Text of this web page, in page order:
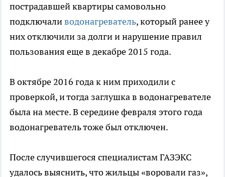
пострадавшей квартиры самовольно
подключаливодонагреватель, который ранее у
них отключили за долги и нарушение правил
пользования еще в декабре 2015 года.
В октябре 2016 года к ним приходили с
проверкой, и тогда заглушка в водонагревателе
была на месте. В середине февраля этого года
водонагреватель тоже был отключен.
После случившегося специалистам ГАЗЭКС
удалось выяснить, что жильцы «воровали газ»,